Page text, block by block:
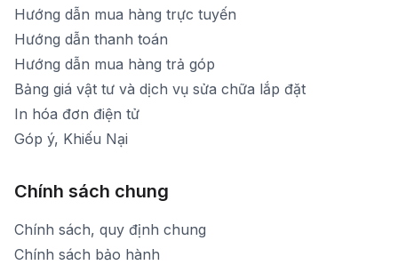
Hướng dẫn mua hàng trực tuyến
Hướng dẫn thanh toán
Hướng dẫn mua hàng trả góp
Bảng giá vật tư và dịch vụ sửa chữa lắp đặt
In hóa đơn điện tử
Góp ý, Khiếu Nại
Chính sách chung
Chính sách, quy định chung
Chính sách bảo hành